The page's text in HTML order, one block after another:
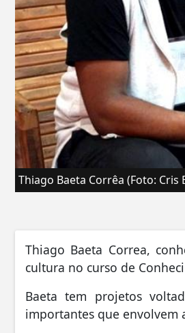
Thiago Baeta Corrêa (Foto: Cris
Thiago Baeta Correa,
cultura no curso de
Baeta tem projetos
importantes que envolvem